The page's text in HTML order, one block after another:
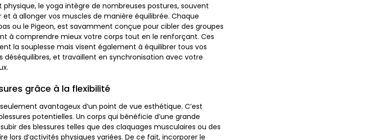
le yoga intègre de nombreuses postures, souvent
à allonger vos muscles de manière équilibrée. Chaque
ou le Pigeon, est savamment conçue pour cibler des groupes
à comprendre mieux votre corps tout en le renforçant. Ces
la souplesse mais visent également à équilibrer tous vos
déséquilibres, et travaillent en synchronisation avec votre
grâce à la flexibilité
avantageux d’un point de vue esthétique. C’est
potentielles. Un corps qui bénéficie d’une grande
des blessures telles que des claquages musculaires ou des
lors d’activités physiques variées. De ce fait, incorporer le